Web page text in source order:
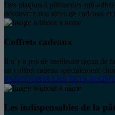
Des plaques à pâtisseries anti-
découvrez nos idées de cadeaux
Coffrets cadeaux
Il n’y a pas de meilleure façon de
un coffret cadeau spécialement
PARCOURIR LES SETS
Les indispensables de la